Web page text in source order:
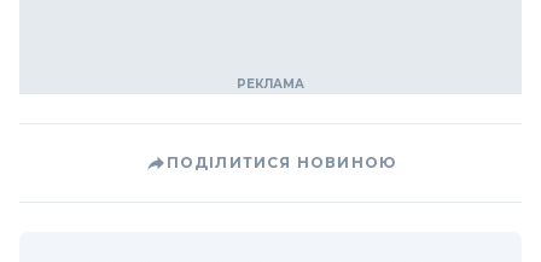
ПОДІЛИТИСЯ НОВИНОЮ